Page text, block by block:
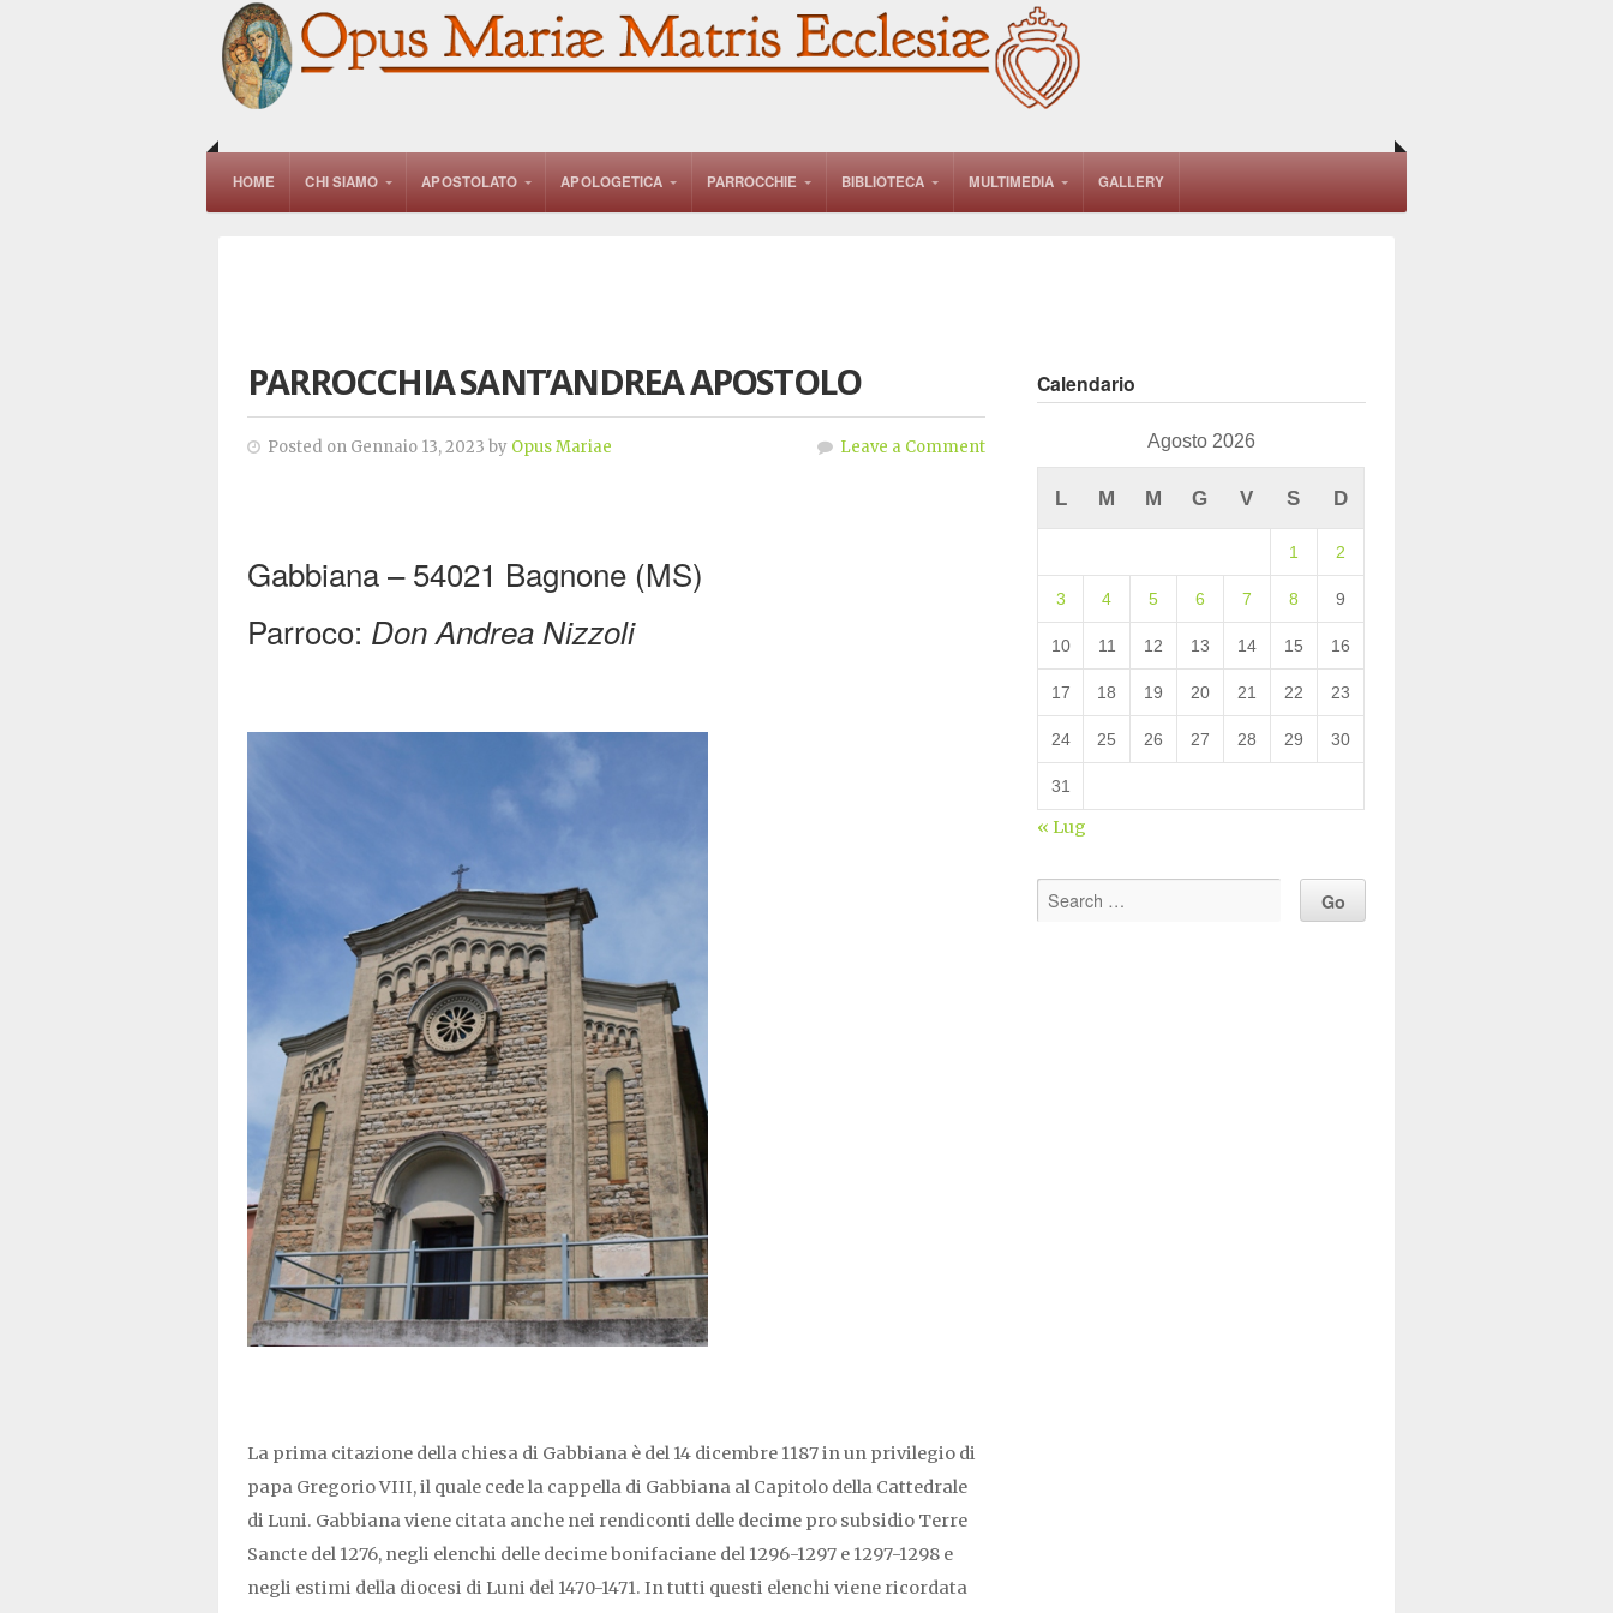
HOME CHI SIAMO APOSTOLATO APOLOGETICA PARROCCHIE BIBLIOTECA MULTIMEDIA GALLERY
PARROCCHIA SANT’ANDREA APOSTOLO
Posted on Gennaio 13, 2023 by Opus Mariae Leave a Comment
Gabbiana – 54021 Bagnone (MS)
Parroco: Don Andrea Nizzoli
La prima citazione della chiesa di Gabbiana è del 14 dicembre 1187 in un privilegio di
papa Gregorio VIII, il quale cede la cappella di Gabbiana al Capitolo della Cattedrale
di Luni. Gabbiana viene citata anche nei rendiconti delle decime pro subsidio Terre
Sancte del 1276, negli elenchi delle decime bonifaciane del 1296-1297 e 1297-1298 e
negli estimi della diocesi di Luni del 1470-1471. In tutti questi elenchi viene ricordata
Calendario
Agosto 2026
L M M G V S D
1 2
3 4 5 6 7 8 9
10 11 12 13 14 15 16
17 18 19 20 21 22 23
24 25 26 27 28 29 30
31
« Lug